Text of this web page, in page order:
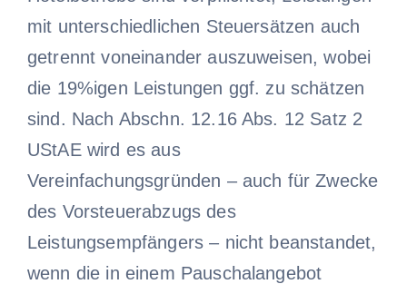
mit unterschiedlichen Steuersätzen auch
getrennt voneinander auszuweisen, wobei
die 19%igen Leistungen ggf. zu schätzen
sind. Nach Abschn. 12.16 Abs. 12 Satz 2
UStAE wird es aus
Vereinfachungsgründen – auch für Zwecke
des Vorsteuerabzugs des
Leistungsempfängers – nicht beanstandet,
wenn die in einem Pauschalangebot